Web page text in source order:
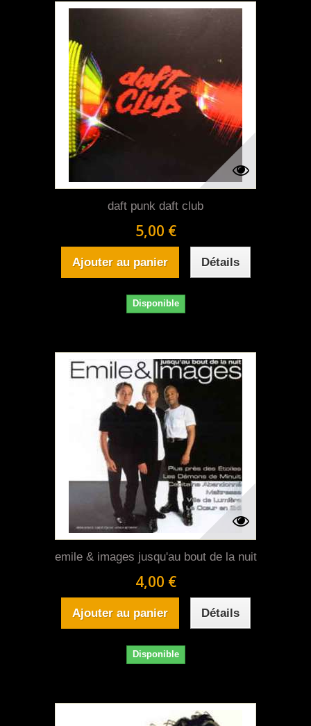
daft punk daft club
5,00 €
Ajouter au panier Détails
Disponible
emile & images jusqu'au bout de la nuit
4,00 €
Ajouter au panier Détails
Disponible